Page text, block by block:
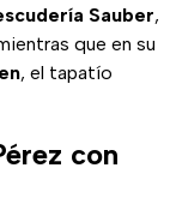
Sauber,
que en su
, el tapatío
con